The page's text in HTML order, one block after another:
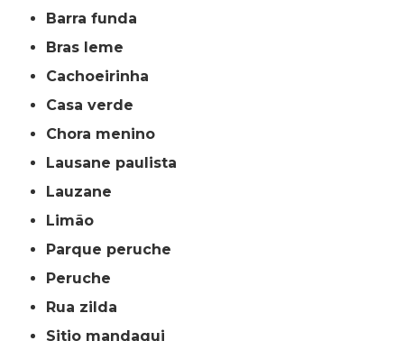
barra funda
bras leme
cachoeirinha
casa verde
chora menino
lausane paulista
lauzane
limão
parque peruche
peruche
rua zilda
sitio mandaqui